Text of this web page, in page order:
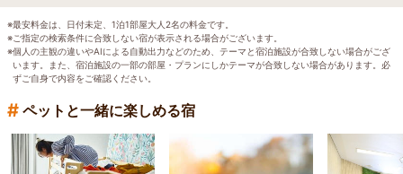
※最安料金は、日付未定、1泊1部屋大人2名の料金です。
※ご指定の検索条件に合致しない宿が表示される場合がございます。
※個人の主観の違いやAIによる自動出力などのため、テーマと宿泊施設が合致しない場合がござ
います。また、宿泊施設の一部の部屋・プランにしかテーマが合致しない場合があります。必
ずご自身で内容をご確認ください。
# ペットと一緒に楽しめる宿